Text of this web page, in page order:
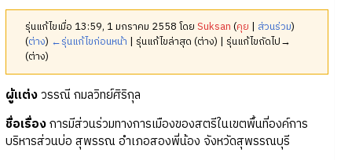
รุ่นแก้ไขเมื่อ 13:59, 1 มกราคม 2558 โดยSuksan (คุย | ส่วนร่วม)
(ต่าง) ←รุ่นแก้ไขก่อนหน้า | รุ่นแก้ไขล่าสุด (ต่าง) | รุ่นแก้ไขถัดไป→
(ต่าง)
ผู้แต่งวรรณี กมลวิทย์ศิริกุล
ชื่อเรื่องการมีส่วนร่วมทางการเมืองของสตรีในเขตพื้นที่องค์การ
บริหารส่วนบ่อ สุพรรณ อำเภอสองพี่น้อง จังหวัดสุพรรณบุรี